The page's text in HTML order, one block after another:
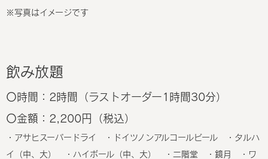
※写真はイメージです
飲み放題
〇時間：2時間（ラストオーダー1時間30分）
〇金額：2,200円（税込）
・アサヒスーパードライ ・ドイツノンアルコールビール ・タルハ
イ（中、大） ・ハイボール（中、大） ・二階堂 ・鏡月 ・ワ